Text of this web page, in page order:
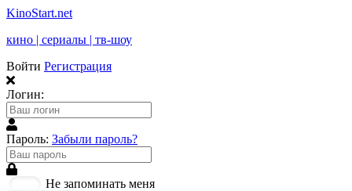
KinoStart.net
кино | сериалы | тв-шоу
Войти Регистрация
Логин:
Пароль: Забыли пароль?
Не запоминать меня